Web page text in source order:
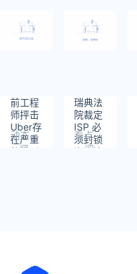
1489
新 应对
WannaCry
1475
前工程
师抨击
Uber存
在严重
的性别
动态
阅
瑞典法
院裁定
ISP 必
须封锁
海盗湾
看点
阅